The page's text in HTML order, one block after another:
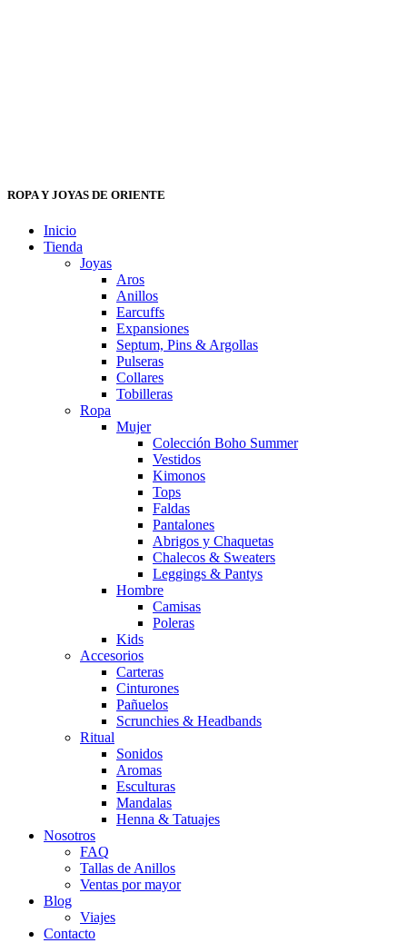
ROPA Y JOYAS DE ORIENTE
Inicio
Tienda
Joyas
Aros
Anillos
Earcuffs
Expansiones
Septum, Pins & Argollas
Pulseras
Collares
Tobilleras
Ropa
Mujer
Colección Boho Summer
Vestidos
Kimonos
Tops
Faldas
Pantalones
Abrigos y Chaquetas
Chalecos & Sweaters
Leggings & Pantys
Hombre
Camisas
Poleras
Kids
Accesorios
Carteras
Cinturones
Pañuelos
Scrunchies & Headbands
Ritual
Sonidos
Aromas
Esculturas
Mandalas
Henna & Tatuajes
Nosotros
FAQ
Tallas de Anillos
Ventas por mayor
Blog
Viajes
Contacto